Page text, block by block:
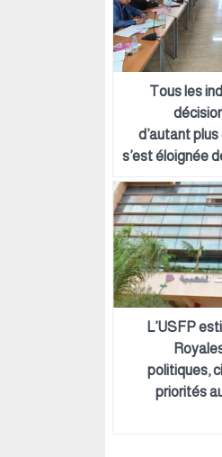
Tous les
d’autant
s’est éloignée
L’USFP
politiques,
priorités